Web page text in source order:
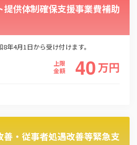
提供体制確保支援事業費補助
年4月1日から受け付けます。
上限
金額
40万円
善・従事者処遇改善等緊急支